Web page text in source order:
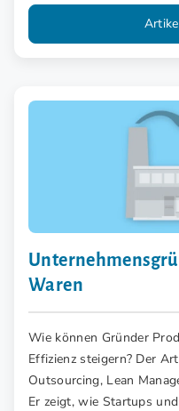
Waren
Wie können Gründer
Effizienz steigern? Der
Outsourcing, Lean
Er zeigt, wie Startups